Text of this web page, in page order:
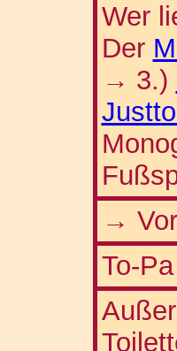
Wer
Der
→ 3.)
→
To-